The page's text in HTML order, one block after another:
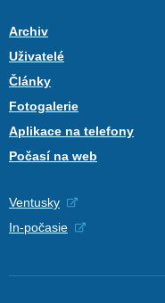
Archiv
Uživatelé
Články
Fotogalerie
Aplikace na telefony
Počasí na web
Ventusky
In-počasie